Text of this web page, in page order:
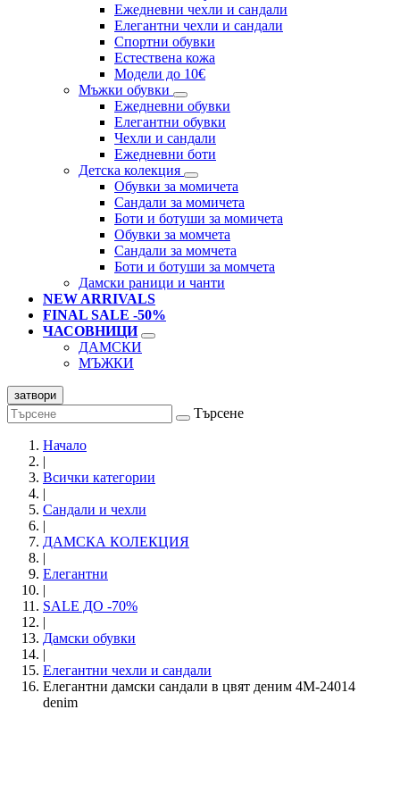
Ежедневни чехли и сандали
Елегантни чехли и сандали
Спортни обувки
Естествена кожа
Модели до 10€
Мъжки обувки
Ежедневни обувки
Елегантни обувки
Чехли и сандали
Ежедневни боти
Детска колекция
Обувки за момичета
Сандали за момичета
Боти и ботуши за момичета
Обувки за момчета
Сандали за момчета
Боти и ботуши за момчета
Дамски раници и чанти
NEW ARRIVALS
FINAL SALE -50%
ЧАСОВНИЦИ
ДАМСКИ
МЪЖКИ
затвори
Търсене
Начало
|
Всички категории
|
Сандали и чехли
|
ДАМСКА КОЛЕКЦИЯ
|
Елегантни
|
SALE ДО -70%
|
Дамски обувки
|
Елегантни чехли и сандали
Елегантни дамски сандали в цвят деним 4M-24014
denim